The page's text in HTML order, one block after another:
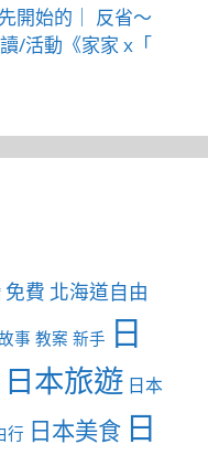
開始的｜ 反省～
/活動《家家 x「
免費 北海道自由
事 教案 新手 日
日本旅遊 日本
行 日本美食 日